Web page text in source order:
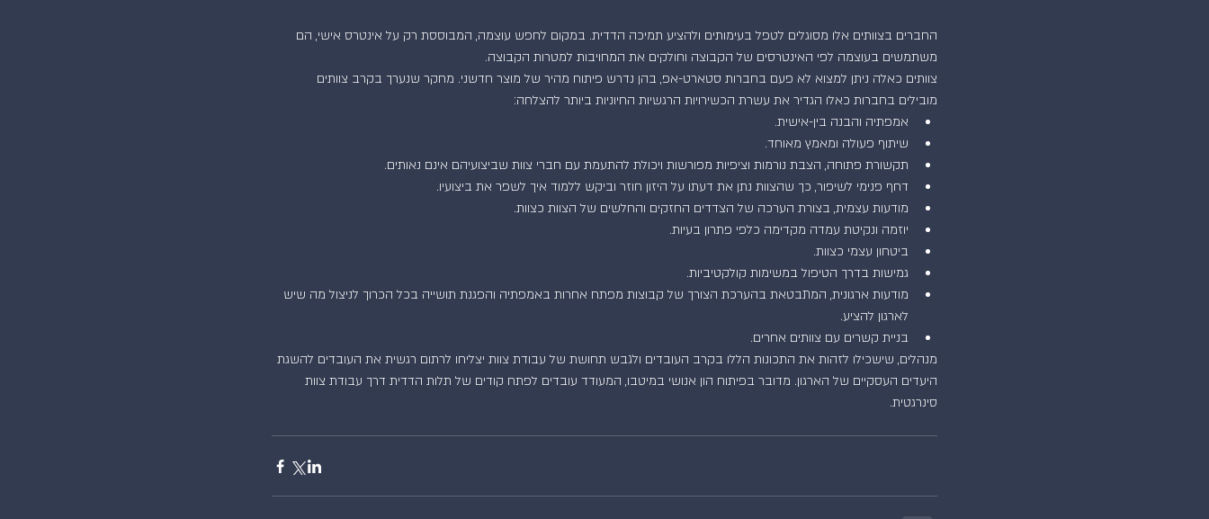
החברים בצוותים אלו מסוגלים לטפל בעימותים ולהציע תמיכה הדדית. במקום לחפש עוצמה, המבוססת רק על אינטרס אישי, הם
משתמשים בעוצמה לפי האינטרסים של הקבוצה וחולקים את המחויבות למטרות הקבוצה.
צוותים כאלה ניתן למצוא לא פעם בחברות סטארט-אפ, בהן נדרש פיתוח מהיר של מוצר חדשני. מחקר שנערך בקרב צוותים
מובילים בחברות כאלו הגדיר את עשרת הכשירויות הרגשיות החיוניות ביותר להצלחה:
אמפתיה והבנה בין-אישית.
שיתוף פעולה ומאמץ מאוחד.
תקשורת פתוחה, הצבת נורמות וציפיות מפורשות ויכולת להתעמת עם חברי צוות שביצועיהם אינם נאותים.
דחף פנימי לשיפור, כך שהצוות נתן את דעתו על היזון חוזר וביקש ללמוד איך לשפר את ביצועיו.
מודעות עצמית, בצורת הערכה של הצדדים החזקים והחלשים של הצוות כצוות.
יוזמה ונקיטת עמדה מקדימה כלפי פתרון בעיות.
ביטחון עצמי כצוות.
גמישות בדרך הטיפול במשימות קולקטיביות.
מודעות ארגונית, המתבטאת בהערכת הצורך של קבוצות מפתח אחרות באמפתיה והפגנת תושייה בכל הכרוך לניצול מה שיש
לארגון להציע.
בניית קשרים עם צוותים אחרים.
מנהלים, שישכילו לזהות את התכונות הללו בקרב העובדים ולגבש תחושת של עבודת צוות יצליחו לרתום רגשית את העובדים להשגת
היעדים העסקיים של הארגון. מדובר בפיתוח הון אנושי במיטבו, המעודד עובדים לפתח קודים של תלות הדדית דרך עבודת צוות
סינרגטית.